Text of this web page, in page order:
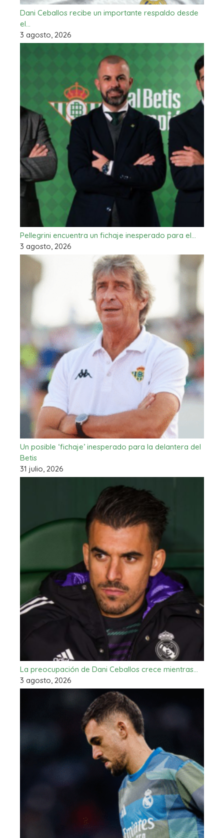
Dani Ceballos recibe un importante respaldo desde
el…
3 agosto, 2026
Pellegrini encuentra un fichaje inesperado para el…
3 agosto, 2026
Un posible ‘fichaje’ inesperado para la delantera del
Betis
31 julio, 2026
La preocupación de Dani Ceballos crece mientras…
3 agosto, 2026